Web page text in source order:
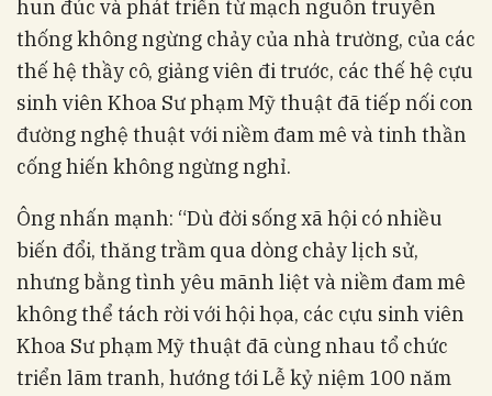
hun đúc và phát triển từ mạch nguồn truyền
thống không ngừng chảy của nhà trường, của các
thế hệ thầy cô, giảng viên đi trước, các thế hệ cựu
sinh viên Khoa Sư phạm Mỹ thuật đã tiếp nối con
đường nghệ thuật với niềm đam mê và tinh thần
cống hiến không ngừng nghỉ.
Ông nhấn mạnh: “Dù đời sống xã hội có nhiều
biến đổi, thăng trầm qua dòng chảy lịch sử,
nhưng bằng tình yêu mãnh liệt và niềm đam mê
không thể tách rời với hội họa, các cựu sinh viên
Khoa Sư phạm Mỹ thuật đã cùng nhau tổ chức
triển lãm tranh, hướng tới Lễ kỷ niệm 100 năm